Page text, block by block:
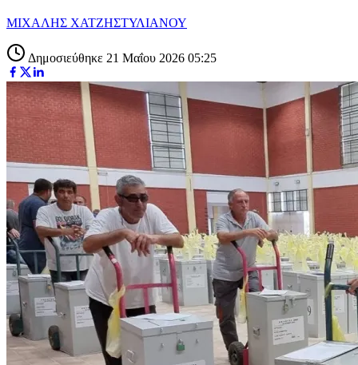
ΜΙΧΑΛΗΣ ΧΑΤΖΗΣΤΥΛΙΑΝΟΥ
Δημοσιεύθηκε 21 Μαΐου 2026 05:25